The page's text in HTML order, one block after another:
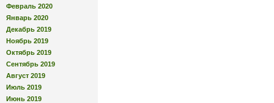
Февраль 2020
Январь 2020
Декабрь 2019
Ноябрь 2019
Октябрь 2019
Сентябрь 2019
Август 2019
Июль 2019
Июнь 2019